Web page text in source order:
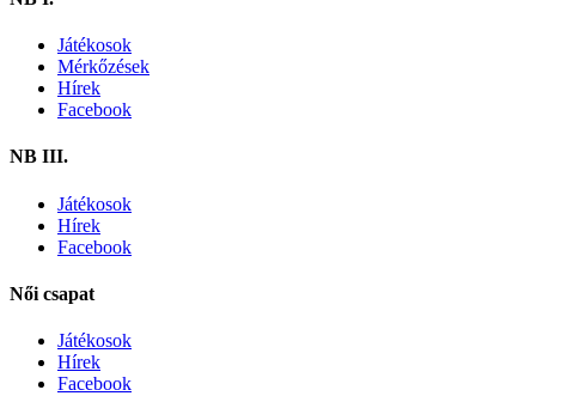
Játékosok
Mérkőzések
Hírek
Facebook
NB III.
Játékosok
Hírek
Facebook
Női csapat
Játékosok
Hírek
Facebook